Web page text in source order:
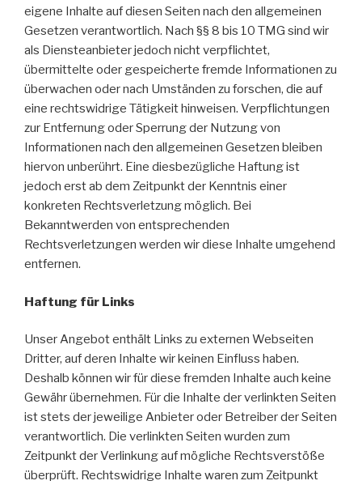
eigene Inhalte auf diesen Seiten nach den allgemeinen
Gesetzen verantwortlich. Nach §§ 8 bis 10 TMG sind wir
als Diensteanbieter jedoch nicht verpflichtet,
übermittelte oder gespeicherte fremde Informationen zu
überwachen oder nach Umständen zu forschen, die auf
eine rechtswidrige Tätigkeit hinweisen. Verpflichtungen
zur Entfernung oder Sperrung der Nutzung von
Informationen nach den allgemeinen Gesetzen bleiben
hiervon unberührt. Eine diesbezügliche Haftung ist
jedoch erst ab dem Zeitpunkt der Kenntnis einer
konkreten Rechtsverletzung möglich. Bei
Bekanntwerden von entsprechenden
Rechtsverletzungen werden wir diese Inhalte umgehend
entfernen.
Haftung für Links
Unser Angebot enthält Links zu externen Webseiten
Dritter, auf deren Inhalte wir keinen Einfluss haben.
Deshalb können wir für diese fremden Inhalte auch keine
Gewähr übernehmen. Für die Inhalte der verlinkten Seiten
ist stets der jeweilige Anbieter oder Betreiber der Seiten
verantwortlich. Die verlinkten Seiten wurden zum
Zeitpunkt der Verlinkung auf mögliche Rechtsverstöße
überprüft. Rechtswidrige Inhalte waren zum Zeitpunkt